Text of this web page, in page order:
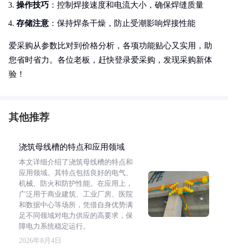
操作技巧 ：控制焊接速度和电流大小，确保焊缝质量
存储注意 ：保持焊条干燥，防止受潮影响焊接性能
爱采购从参数比对到价格分析，各项功能贴心又实用，助
您省时省力。各位老板，赶快登录爱采购，发现采购新体
验！
其他推荐
浇筑母线槽的特点和应用领域
本文详细介绍了浇筑母线槽的特点和
应用领域。其特点包括良好的电气、
机械、防火和防护性能。在应用上，
广泛用于商业建筑、工业厂房、医院
和数据中心等场所，凭借自身优势满
足不同领域对电力供应的高要求，保
障电力系统稳定运行。
2026年8月4日